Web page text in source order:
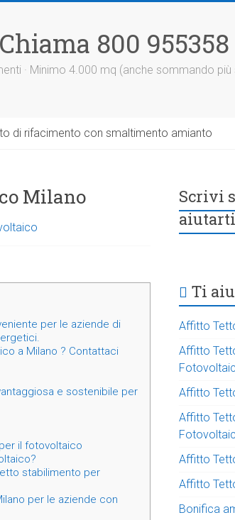
800 955358
· Minimo 4.000 mq (anche sommando
di rifacimento con smaltimento amianto
Milano
per le aziende di
a Milano ? Contattaci
e sostenibile per
il fotovoltaico
stabilimento per
per le aziende con
Scrivi
Ti
Affitto
Affitto
Affitto
Affitto
Affitto
Affitto
Bonifica